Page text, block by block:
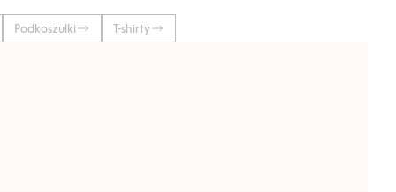
Podkoszulki T-shirty